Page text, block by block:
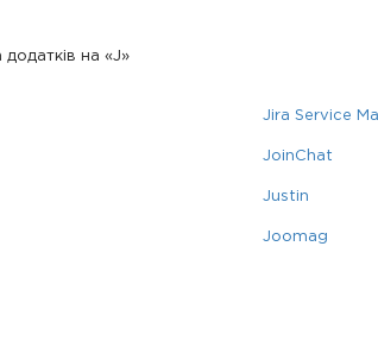
додатків на «J»
Jira Service
JoinChat
Justin
Joomag